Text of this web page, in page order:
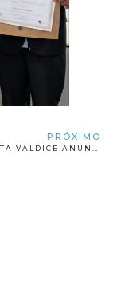
PRÓXIMO